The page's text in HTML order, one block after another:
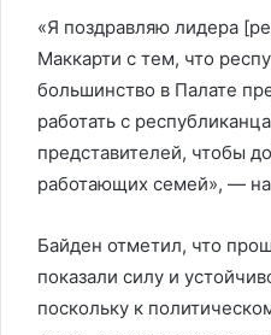
«Я поздравляю лидера
Маккарти с тем, что
большинство в Палате
работать с
представителей, чтобы
работающих семей», —
Байден отметил, что
показали силу и
поскольку к